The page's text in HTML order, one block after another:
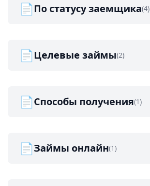
📄По статусу заемщика(4)
📄Целевые займы(2)
📄Способы получения(1)
📄Займы онлайн(1)